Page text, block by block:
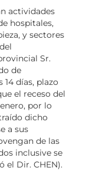
actividades
hospitales,
y sectores
Sr.
de
14 días, plazo
el receso del
por lo
dicho
a sus
de las
inclusive se
el Dir. CHEN).